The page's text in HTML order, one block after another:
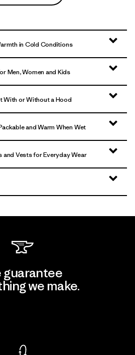
in Cold Conditions
Men, Women and Kids
With or Without a Hood
and Warm When Wet
Vests for Everyday Wear
guarantee
we make.